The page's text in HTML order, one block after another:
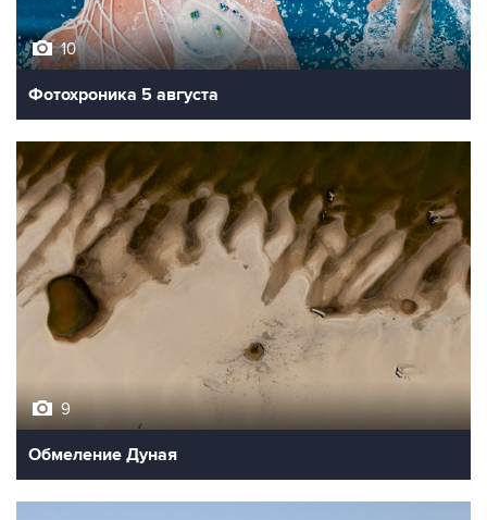
10
Фотохроника 5 августа
9
Обмеление Дуная